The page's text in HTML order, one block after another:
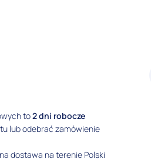
to2 dni robocze
lub odebrać zamówienie
dostawa na terenie Polski